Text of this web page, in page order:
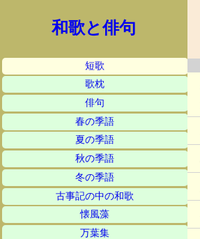
和歌と俳句
短歌
歌枕
俳句
春の季語
夏の季語
秋の季語
冬の季語
古事記の中の和歌
懐風藻
万葉集